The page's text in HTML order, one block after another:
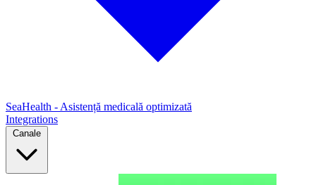
SeaHealth - Asistență medicală optimizată
Integrations
Canale